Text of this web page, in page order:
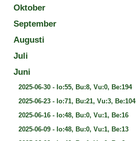
Oktober
September
Augusti
Juli
Juni
2025-06-30- Io:55, Bu:8, Vu:0, Be:194
2025-06-23- Io:71, Bu:21, Vu:3, Be:104
2025-06-16- Io:48, Bu:0, Vu:1, Be:16
2025-06-09- Io:48, Bu:0, Vu:1, Be:13